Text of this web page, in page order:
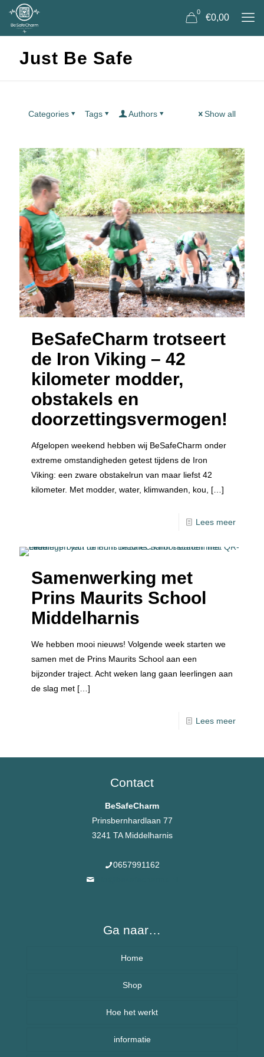
0
€0,00
Just Be Safe
Categories Tags Authors Show all
BeSafeCharm trotseert
de Iron Viking – 42
kilometer modder,
obstakels en
doorzettingsvermogen!
Afgelopen weekend hebben wij BeSafeCharm onder
extreme omstandigheden getest tijdens de Iron
Viking: een zware obstakelrun van maar liefst 42
kilometer. Met modder, water, klimwanden, kou,
[…]
Lees meer
Samenwerking met
Prins Maurits School
Middelharnis
We hebben mooi nieuws! Volgende week starten we
samen met de Prins Maurits School aan een
bijzonder traject. Acht weken lang gaan leerlingen aan
de slag met […]
Lees meer
Contact
BeSafeCharm
Prinsbernhardlaan 77
3241 TA Middelharnis
0657991162
Ga naar…
Home
Over BeSafeCharm – ons verhaal
Shop
Armbanden
Kettingen
Hoe het werkt
informatie